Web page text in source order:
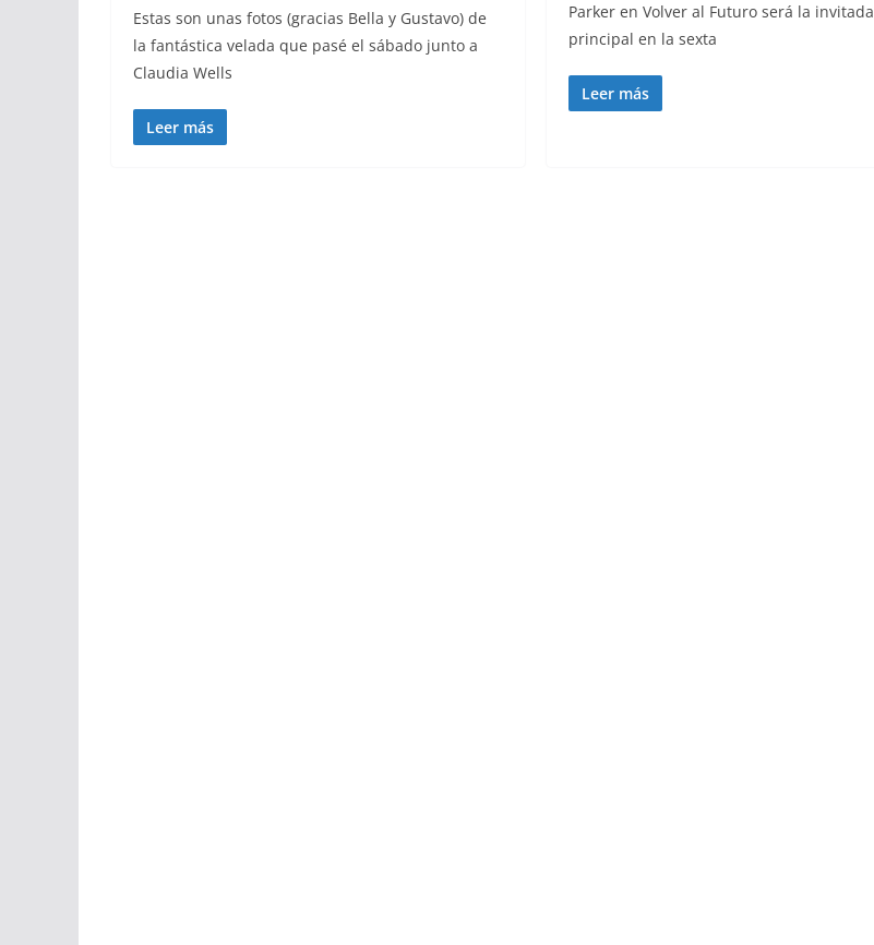
Estas son unas fotos (gracias Bella y Gustavo) de
la fantástica velada que pasé el sábado junto a
Claudia Wells
Leer más
Parker en Volver al Futuro será la invitada
principal en la sexta
Leer más